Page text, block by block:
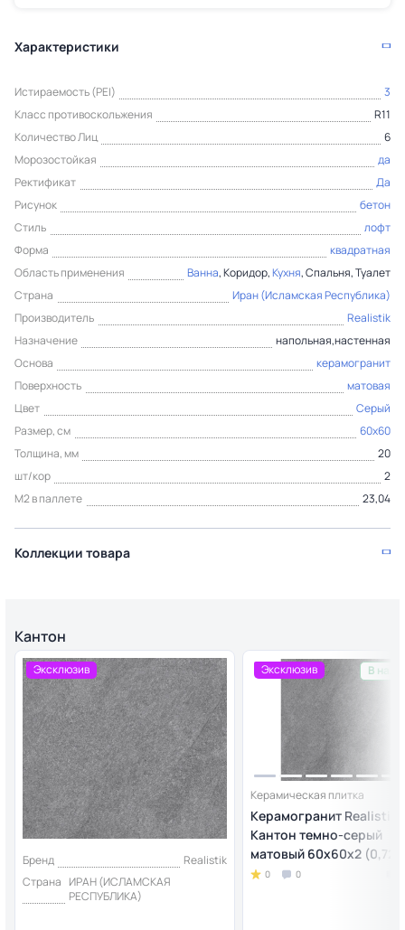
Характеристики
Истираемость (PEI)
3
Класс противоскольжения
R11
Количество Лиц
6
Морозостойкая
да
Ректификат
Да
Рисунок
бетон
Стиль
лофт
Форма
квадратная
Область применения
Ванна, Коридор,Кухня, Спальня, Туалет
Страна
Иран (Исламская Республика)
Производитель
Realistik
Назначение
напольная,настенная
Основа
керамогранит
Поверхность
матовая
Цвет
Серый
Размер, см
60x60
Толщина, мм
20
шт/кор
2
М2 в паллете
23,04
Коллекции товара
Кантон
Эксклюзив
Бренд
Realistik
Страна ИРАН (ИСЛАМСКАЯ
РЕСПУБЛИКА)
Эксклюзив В
Керамическая плитка
Керамогранит Realistik
Кантон темно-серый
матовый 60x60x2 (0,72)
0 0